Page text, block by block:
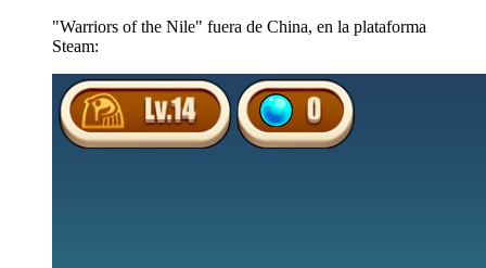
"Warriors of the Nile" fuera de China, en la plataforma
Steam: